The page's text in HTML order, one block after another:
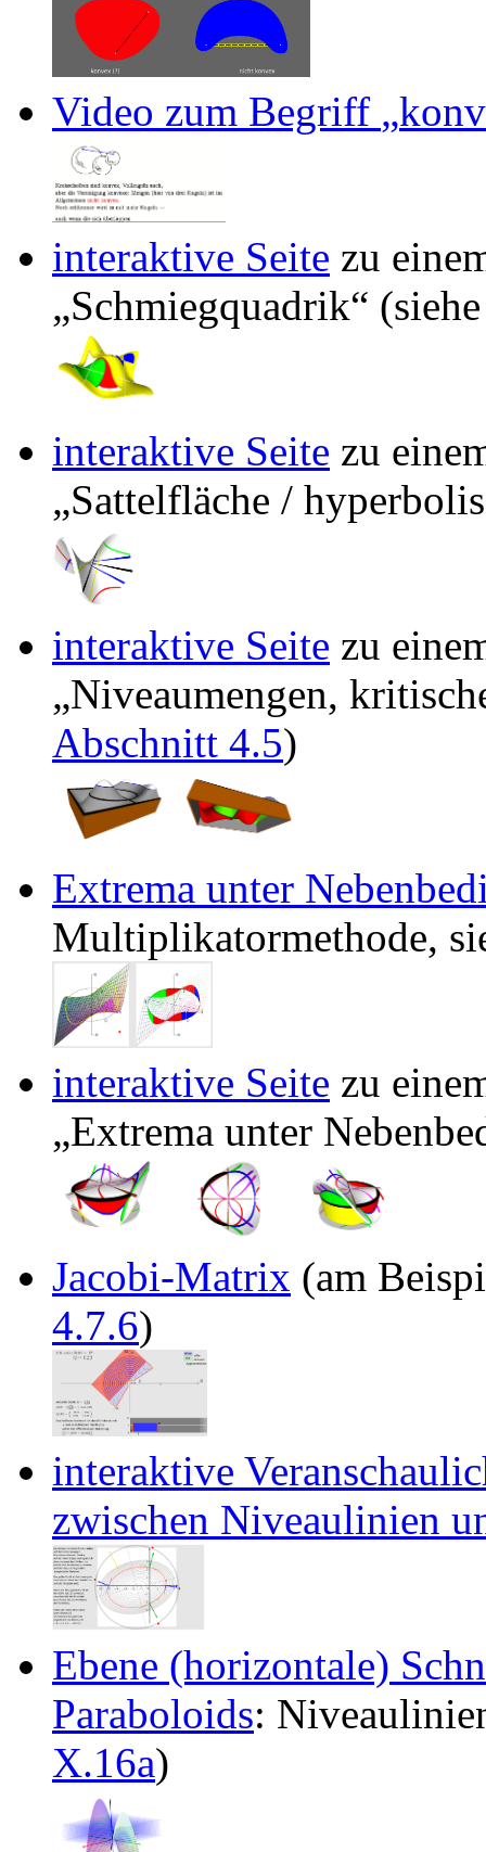
Video zum Begriff
interaktive Seite zu
Schmiegquadrik
interaktive Seite zu
Sattelfläche /
interaktive Seite zu
Niveaumengen,
Abschnitt 4.5)
Extrema unter
Multiplikatormethode,
interaktive Seite zu
Extrema unter
Jacobi-Matrix (am
4.7.6)
interaktive
zwischen Niveaulinien
Ebene (horizontale)
Paraboloids:
X.16a)